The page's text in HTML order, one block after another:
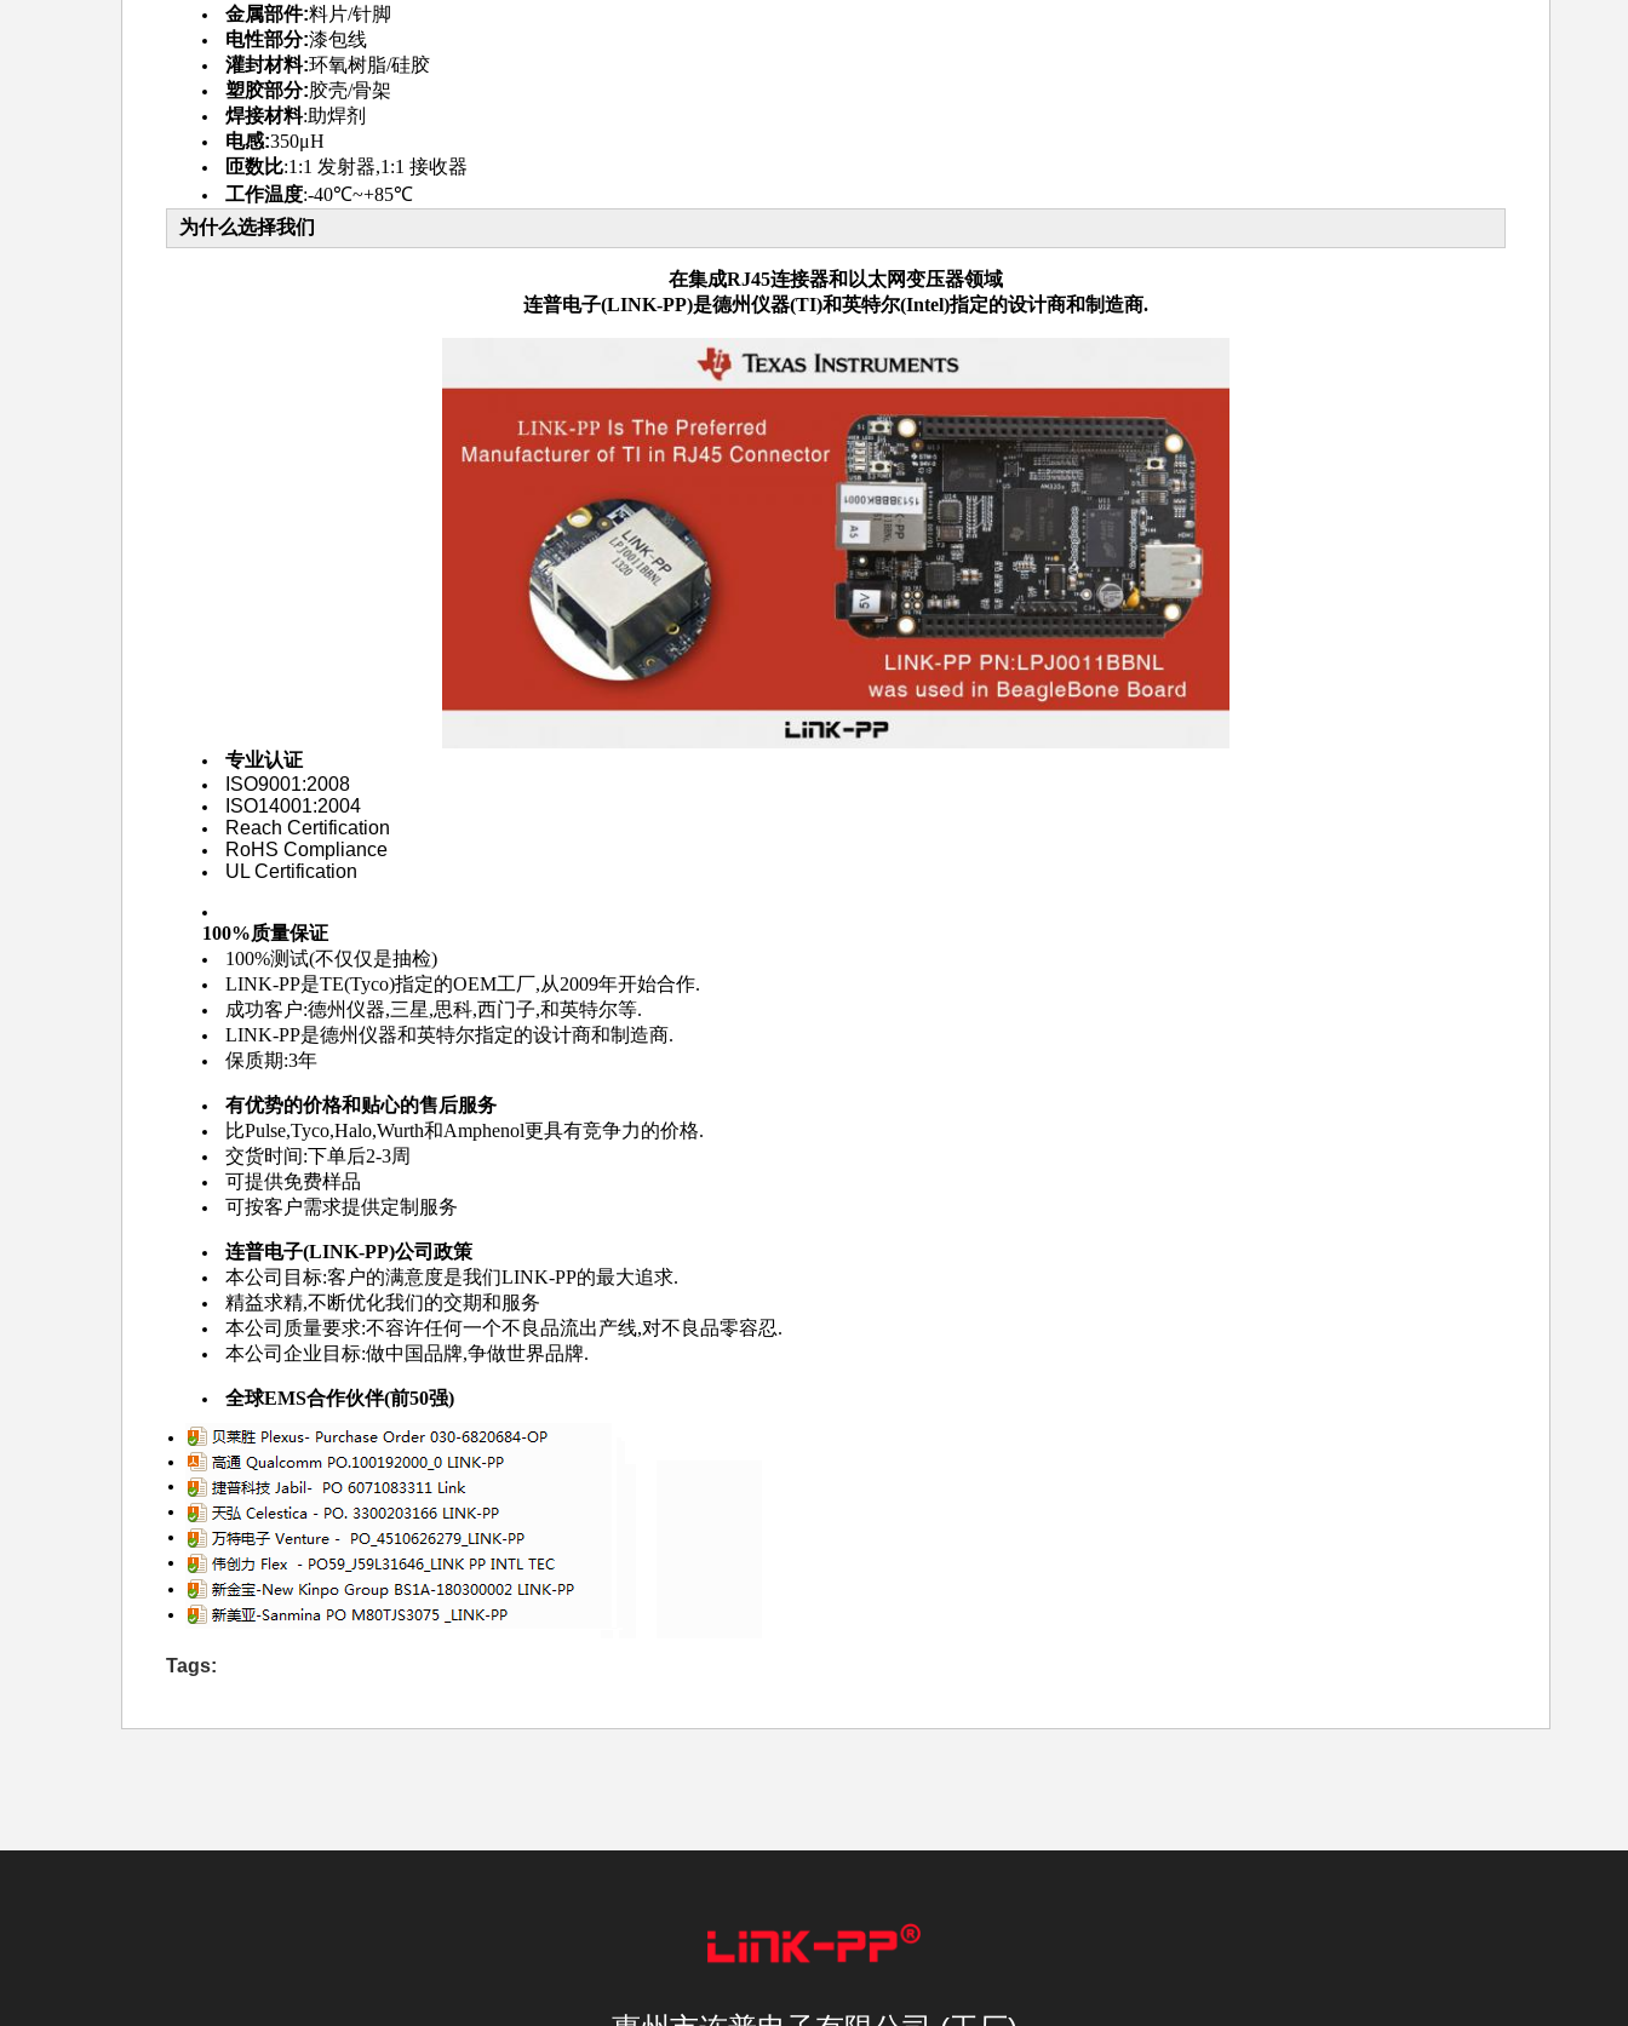
金属部件:料片/针脚
电性部分:漆包线
灌封材料:环氧树脂/硅胶
塑胶部分:胶壳/骨架
焊接材料:助焊剂
电感:350μH
匝数比:1:1 发射器,1:1 接收器
工作温度:-40℃~+85℃
为什么选择我们
在集成RJ45连接器和以太网变压器领域
连普电子(LINK-PP)是德州仪器(TI)和英特尔(Intel)指定的设计商和制造商.
专业认证
ISO9001:2008
ISO14001:2004
Reach Certification
RoHS Compliance
UL Certification
100%质量保证
100%测试(不仅仅是抽检)
LINK-PP是TE(Tyco)指定的OEM工厂,从2009年开始合作.
成功客户:德州仪器,三星,思科,西门子,和英特尔等.
LINK-PP是德州仪器和英特尔指定的设计商和制造商.
保质期:3年
有优势的价格和贴心的售后服务
比Pulse,Tyco,Halo,Wurth和Amphenol更具有竞争力的价格.
交货时间:下单后2-3周
可提供免费样品
可按客户需求提供定制服务
连普电子(LINK-PP)公司政策
本公司目标:客户的满意度是我们LINK-PP的最大追求.
精益求精,不断优化我们的交期和服务
本公司质量要求:不容许任何一个不良品流出产线,对不良品零容忍.
本公司企业目标:做中国品牌,争做世界品牌.
全球EMS合作伙伴(前50强)
Tags: